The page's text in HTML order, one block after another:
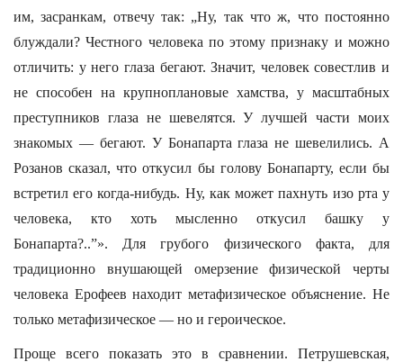
им, засранкам, отвечу так: „Ну, так что ж, что постоянно
блуждали? Честного человека по этому признаку и можно
отличить: у него глаза бегают. Значит, человек совестлив и
не способен на крупноплановые хамства, у масштабных
преступников глаза не шевелятся. У лучшей части моих
знакомых — бегают. У Бонапарта глаза не шевелились. А
Розанов сказал, что откусил бы голову Бонапарту, если бы
встретил его когда-нибудь. Ну, как может пахнуть изо рта у
человека, кто хоть мысленно откусил башку у
Бонапарта?..”». Для грубого физического факта, для
традиционно внушающей омерзение физической черты
человека Ерофеев находит метафизическое объяснение. Не
только метафизическое — но и героическое.
Проще всего показать это в сравнении. Петрушевская,